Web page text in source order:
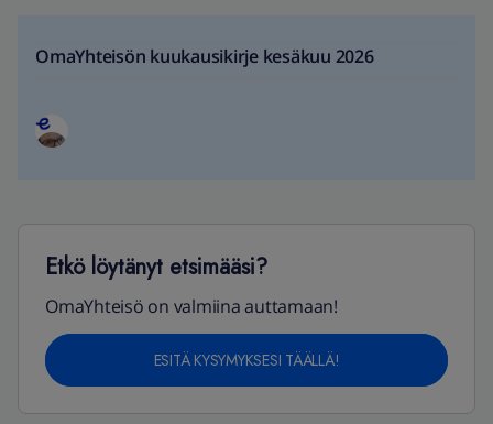
OmaYhteisön kuukausikirje kesäkuu 2026
Etkö löytänyt etsimääsi?
OmaYhteisö on valmiina auttamaan!
ESITÄ KYSYMYKSESI TÄÄLLÄ!